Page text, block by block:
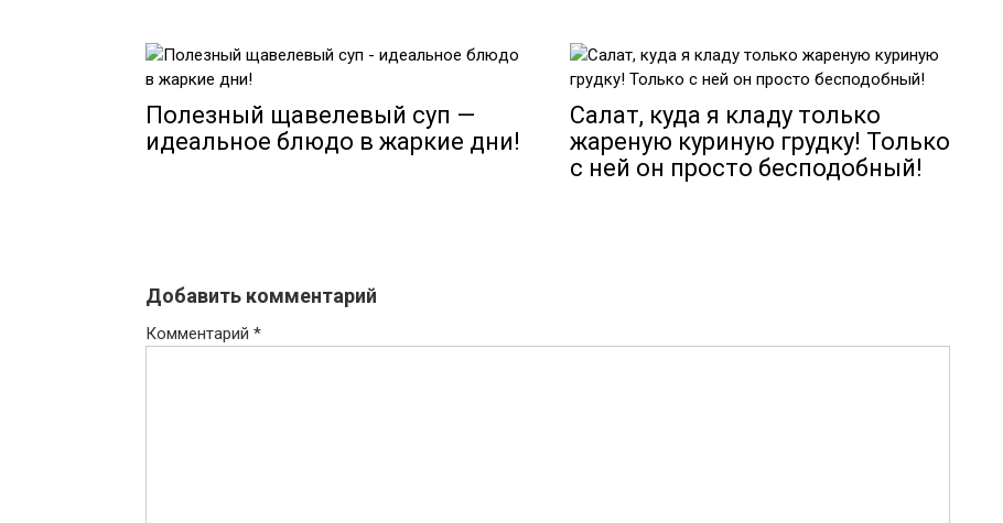
Полезный щавелевый суп —
идеальное блюдо в жаркие дни!
Салат, куда я кладу только
жареную куриную грудку! Только
с ней он просто бесподобный!
Добавить комментарий
Комментарий *